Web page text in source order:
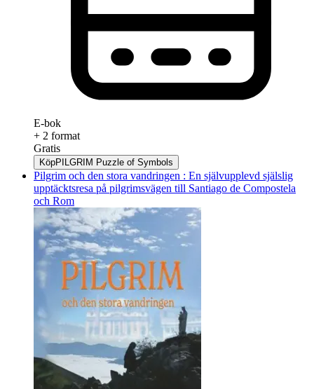
E-bok
+ 2 format
Gratis
KöpPILGRIM Puzzle of Symbols
Pilgrim och den stora vandringen : En självupplevd själslig
upptäcktsresa på pilgrimsvägen till Santiago de Compostela
och Rom